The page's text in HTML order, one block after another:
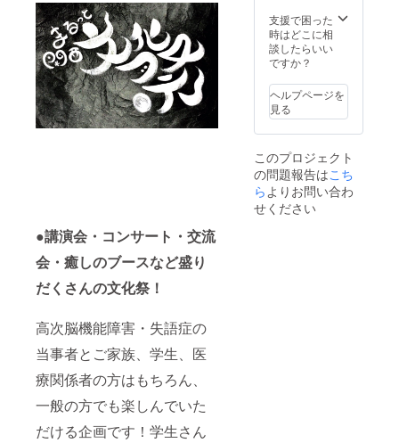
●講演会・コンサート・交流
会・癒しのブースなど盛り
だくさんの文化祭！
高次脳機能障害・失語症の
当事者とご家族、学生、医
療関係者の方はもちろん、
一般の方でも楽しんでいた
だける企画です！学生さん
です。
https://f
orms.gl
e/89YP
RUAfW
9eA
いう
メッ
セージ
をのせ
ストデ
ザイ
ン。倒
れた木
る日突
然、障
害者に
なった
ことを
支援で困った
時はどこに相
談したらいい
ですか？
ヘルプページを
見る
このプロジェクト
の問題報告はこち
らよりお問い合わ
せください